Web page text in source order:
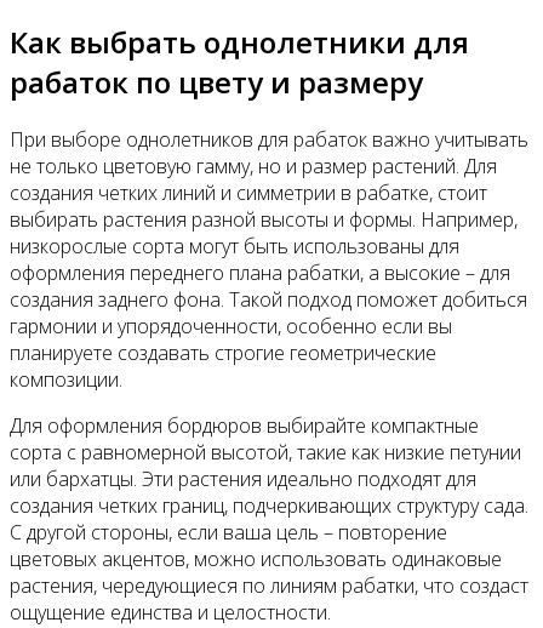
Как выбрать однолетники для
рабаток по цвету и размеру
При выборе однолетников для рабаток важно учитывать
не только цветовую гамму, но и размер растений. Для
создания четких линий и симметрии в рабатке, стоит
выбирать растения разной высоты и формы. Например,
низкорослые сорта могут быть использованы для
оформления переднего плана рабатки, а высокие – для
создания заднего фона. Такой подход поможет добиться
гармонии и упорядоченности, особенно если вы
планируете создавать строгие геометрические
композиции.
Для оформления бордюров выбирайте компактные
сорта с равномерной высотой, такие как низкие петунии
или бархатцы. Эти растения идеально подходят для
создания четких границ, подчеркивающих структуру сада.
С другой стороны, если ваша цель – повторение
цветовых акцентов, можно использовать одинаковые
растения, чередующиеся по линиям рабатки, что создаст
ощущение единства и целостности.